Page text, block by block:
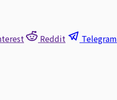
Reddit Telegram